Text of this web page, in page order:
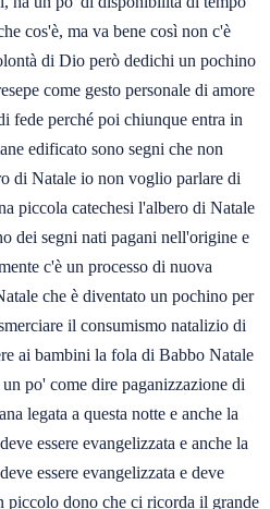
cos'è, ma va bene così non c'è
di Dio però dedichi un pochino
come gesto personale di amore
fede perché poi chiunque entra in
edificato sono segni che non
di Natale io non voglio parlare di
piccola catechesi l'albero di Natale
dei segni nati pagani nell'origine e
c'è un processo di nuova
che è diventato un pochino per
il consumismo natalizio di
ai bambini la fola di Babbo Natale
po' come dire paganizzazione di
legata a questa notte e anche la
essere evangelizzata e anche la
essere evangelizzata e deve
piccolo dono che ci ricorda il grande